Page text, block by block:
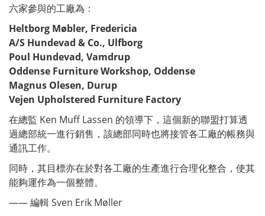
六家參與的工廠為：
Heltborg Møbler, Fredericia
A/S Hundevad & Co., Ulfborg
Poul Hundevad, Vamdrup
Oddense Furniture Workshop, Oddense
Magnus Olesen, Durup
Vejen Upholstered Furniture Factory
在總監 Ken Muff Lassen 的領導下，這個新的聯盟打算透
過總部統一進行銷售，該總部同時也將接管各工廠的帳務與
通訊工作。
同時，其目標亦在於對各工廠的生產進行合理化整合，使其
能夠運作為一個整體。
—— 編輯 Sven Erik Møller